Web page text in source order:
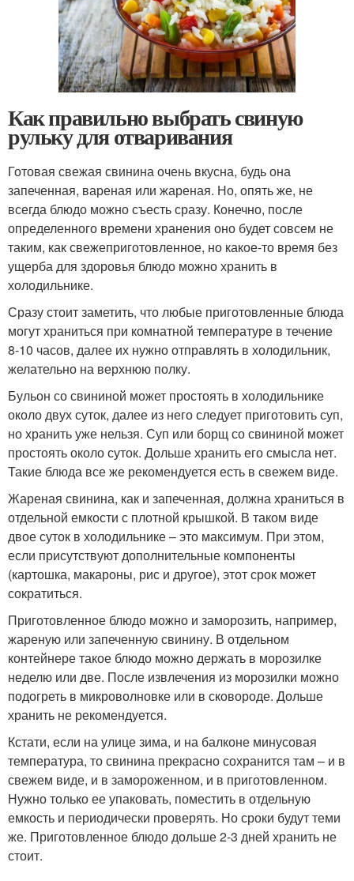
Как правильно выбрать свиную
рульку для отваривания
Готовая свежая свинина очень вкусна, будь она
запеченная, вареная или жареная. Но, опять же, не
всегда блюдо можно съесть сразу. Конечно, после
определенного времени хранения оно будет совсем не
таким, как свежеприготовленное, но какое-то время без
ущерба для здоровья блюдо можно хранить в
холодильнике.
Сразу стоит заметить, что любые приготовленные блюда
могут храниться при комнатной температуре в течение
8-10 часов, далее их нужно отправлять в холодильник,
желательно на верхнюю полку.
Бульон со свининой может простоять в холодильнике
около двух суток, далее из него следует приготовить суп,
но хранить уже нельзя. Суп или борщ со свининой может
простоять около суток. Дольше хранить его смысла нет.
Такие блюда все же рекомендуется есть в свежем виде.
Жареная свинина, как и запеченная, должна храниться в
отдельной емкости с плотной крышкой. В таком виде
двое суток в холодильнике – это максимум. При этом,
если присутствуют дополнительные компоненты
(картошка, макароны, рис и другое), этот срок может
сократиться.
Приготовленное блюдо можно и заморозить, например,
жареную или запеченную свинину. В отдельном
контейнере такое блюдо можно держать в морозилке
неделю или две. После извлечения из морозилки можно
подогреть в микроволновке или в сковороде. Дольше
хранить не рекомендуется.
Кстати, если на улице зима, и на балконе минусовая
температура, то свинина прекрасно сохранится там – и в
свежем виде, и в замороженном, и в приготовленном.
Нужно только ее упаковать, поместить в отдельную
емкость и периодически проверять. Но сроки будут теми
же. Приготовленное блюдо дольше 2-3 дней хранить не
стоит.